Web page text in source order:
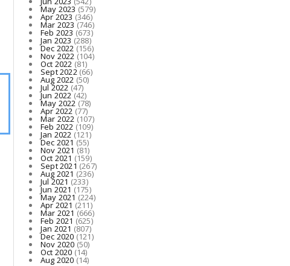
May 2023(579)
Apr 2023 (346)
Mar 2023 (746)
Feb 2023 (673)
Jan 2023 (288)
Dec 2022(156)
Nov 2022 (104)
Oct 2022 (81)
Sept 2022(66)
Aug 2022 (50)
Jul 2022 (47)
Jun 2022(42)
May 2022(78)
Apr 2022 (77)
Mar 2022(107)
Feb 2022 (109)
Jan 2022 (121)
Dec 2021 (55)
Nov 2021 (81)
Oct 2021 (159)
Sept 2021 (267)
Aug 2021 (236)
Jul 2021 (233)
Jun 2021(175)
May 2021(224)
Apr 2021 (211)
Mar 2021 (666)
Feb 2021 (625)
Jan 2021 (807)
Dec 2020(121)
Nov 2020 (50)
Oct 2020 (14)
Aug 2020(14)